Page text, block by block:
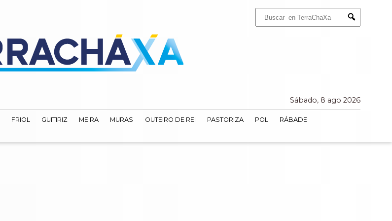
Submit
Sábado, 8 ago 2026
FRIOL GUITIRIZ MEIRA MURAS OUTEIRO DE REI PASTORIZA POL
RÁBADE